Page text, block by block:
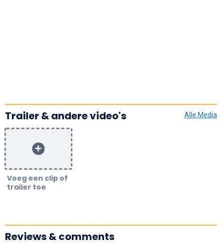
Trailer & andere video's Alle Media
Voeg een clip of
trailer toe
Reviews & comments